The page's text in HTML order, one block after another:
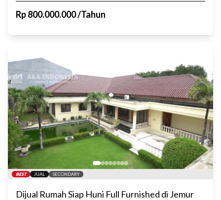
Rp800.000.000/Tahun
BEST JUAL SECONDARY
Dijual Rumah Siap Huni Full Furnished di Jemur